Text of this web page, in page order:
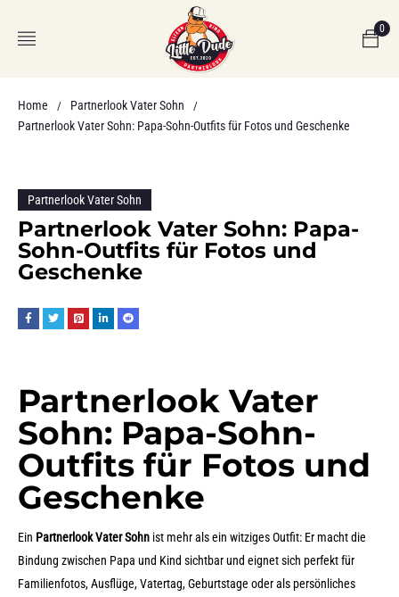
0
Home / Partnerlook Vater Sohn /
Partnerlook Vater Sohn: Papa-Sohn-Outfits für Fotos und Geschenke
Partnerlook Vater Sohn
Partnerlook Vater Sohn: Papa-
Sohn-Outfits für Fotos und
Geschenke
Partnerlook Vater
Sohn: Papa-Sohn-
Outfits für Fotos und
Geschenke
Ein Partnerlook Vater Sohn ist mehr als ein witziges Outfit: Er macht die
Bindung zwischen Papa und Kind sichtbar und eignet sich perfekt für
Familienfotos, Ausflüge, Vatertag, Geburtstage oder als persönliches